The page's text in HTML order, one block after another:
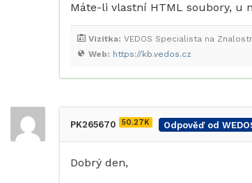
Máte-li vlastní HTML soubory, u
Web: https://kb.vedos.cz
Vizitka: VEDOS Specialista na
PK265670 50.27K Odpověď od
Dobrý den,